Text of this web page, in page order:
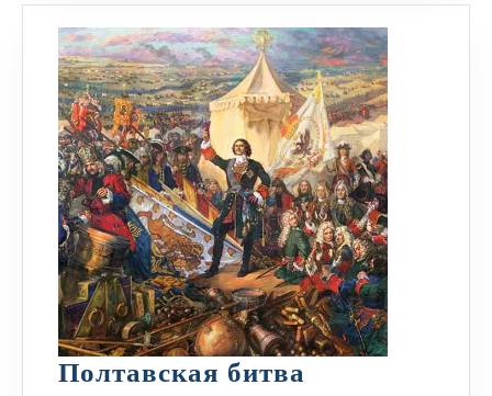
Полтавская битва